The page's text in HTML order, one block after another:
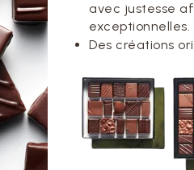
avec justesse
exceptionnelles.
Des créations